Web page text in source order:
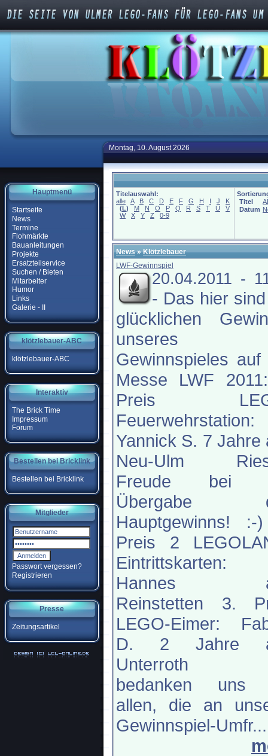
Hauptmenü
Startseite
News
Termine
Flohmärkte
Bauanleitungen
Projekte
Ersatzteilservice
Suchen / Bieten
Mitarbeiter
Humor
Links
Galerie - II
klötzlebauer-ABC
klötzlebauer-ABC
Interaktiv
The Brick Time
Impressum
Forum
Bestellen bei Bricklink
Bestellen bei Bricklink
Mitglieder
Passwort vergessen?
Registrieren
Presse
Zeitungsartikel
Montag, 10. August 2026
Titelauswahl:
alle
A B C D E F G H I J
K
(L) M N O P Q R S T U
V
W
X Y Z 0-9
Titel
Datum
News»Klötzlebauer
LWF-Gewinnspiel
20.04.2011 -
- Das hier
glücklichen
unseres
Gewinnspieles auf
Messe LWF
Preis
Feuerwehrstation:
Yannick S. 7 Jahre
Neu-Ulm
Freude bei
Übergabe
Hauptgewinns!
Preis 2
Hannes
Reinstetten 3.
LEGO-Eimer:
D. 2 Jahre
Unterroth
bedanken uns
allen, die an
Gewinnspiel-Umfr...